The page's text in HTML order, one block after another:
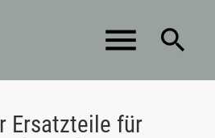
menu search
SUCHEN
Ersatzteile für